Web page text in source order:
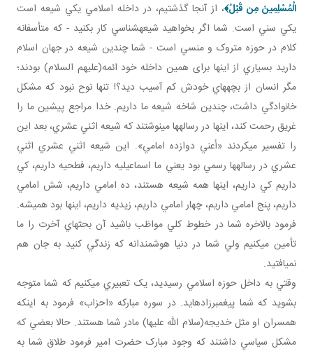
الْمُسْلِمِينَ مِن قَبْلُ﴾، از آنجا گذشتيم، در داخله اسلامي يکي شيعه است
يکي سني است. شما اگر بخواهيد شيعه شناسي کار بکنيد - که متأسفانه
کلام در حوزه متروک و منسي است - شما چندين شيعه در جهان اسلام
داريد بسياري از اينها برای همين داخله خود ائمه(عليهم السلام) بودند؛
مگر انسان از بچه هاي خودش کم آسيب ديد؟! تنها نوح نبود که مشکل
خانوادگي داشت، چندين شاخه شيعه ما داريم. خدا مراجع پيشين ما را
غريق رحمت کند، اينها در رساله ها مي نوشتند که شيعه اثني عشري، بعد اين
را تفسير مي کردند «أعني دوازده امامي». اين شيعه اثني عشري اثني
عشري در رساله ها رسمي بود يعني ما اسماعيليه داريم، فطحيه داريم، کي
داريم کي داريم، اينها همه شيعه هستند، ده امامي داريم، شش امامي
داريم، پنج امامي داريم، چهار امامي داريم، زيديه داريم، اينها بود هميشه.
فرمود بالاخره شما در خطوط کلي مواظب باشيد آن بحث هاي آخرت را ما
تأمين مي کنيم ولي شما در دنيا هوشمندانه که زندگي کنيد به جان هم
نمي افتيد.
وقتي به داخل حوزه اسلامي رسيديد، يک تعبيري مي کنيم که شما متوجه
بشويد که شما پيغمبرزاده ايد. در سوره مبارکه «احزاب» فرمود به اينکه
همسران او مثل خديجه(سلام الله عليها) مادر شما هستند. حالا بعضي که
مشکل سياسي داشتند که وجود مبارک حضرت امير فرمود طلاق شما به